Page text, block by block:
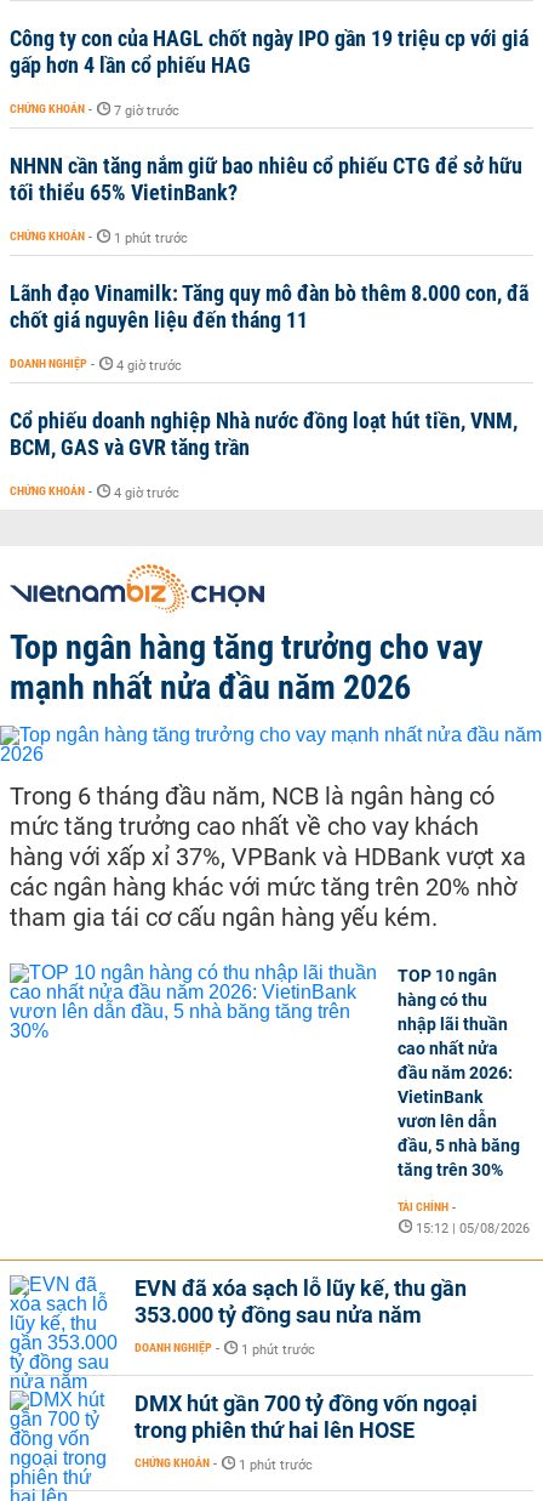
Công ty con của HAGL chốt ngày IPO gần 19 triệu cp với giá
gấp hơn 4 lần cổ phiếu HAG
CHỨNG KHOÁN - 7 giờ trước
NHNN cần tăng nắm giữ bao nhiêu cổ phiếu CTG để sở hữu
tối thiểu 65% VietinBank?
CHỨNG KHOÁN - 1 phút trước
Lãnh đạo Vinamilk: Tăng quy mô đàn bò thêm 8.000 con, đã
chốt giá nguyên liệu đến tháng 11
DOANH NGHIỆP - 4 giờ trước
Cổ phiếu doanh nghiệp Nhà nước đồng loạt hút tiền, VNM,
BCM, GAS và GVR tăng trần
CHỨNG KHOÁN - 4 giờ trước
Top ngân hàng tăng trưởng cho vay
mạnh nhất nửa đầu năm 2026
Trong 6 tháng đầu năm, NCB là ngân hàng có
mức tăng trưởng cao nhất về cho vay khách
hàng với xấp xỉ 37%, VPBank và HDBank vượt xa
các ngân hàng khác với mức tăng trên 20% nhờ
tham gia tái cơ cấu ngân hàng yếu kém.
TOP 10 ngân
hàng có thu
nhập lãi thuần
cao nhất nửa
đầu năm 2026:
VietinBank
vươn lên dẫn
đầu, 5 nhà băng
tăng trên 30%
TÀI CHÍNH -
15:12 | 05/08/2026
EVN đã xóa sạch lỗ lũy kế, thu gần
353.000 tỷ đồng sau nửa năm
DOANH NGHIỆP - 1 phút trước
DMX hút gần 700 tỷ đồng vốn ngoại
trong phiên thứ hai lên HOSE
CHỨNG KHOÁN - 1 phút trước